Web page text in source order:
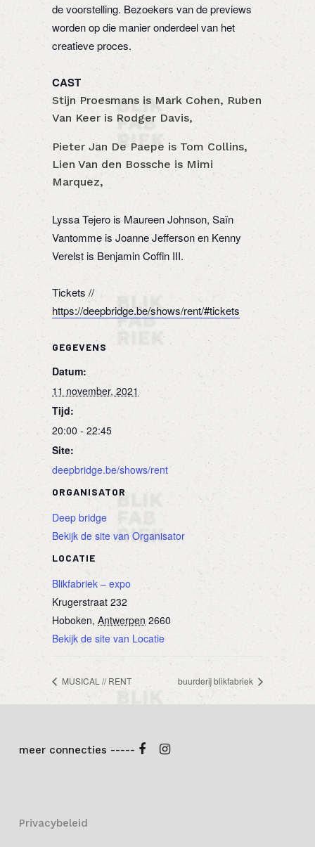
de voorstelling. Bezoekers van de previews
worden op die manier onderdeel van het
creatieve proces.
CAST
Stijn Proesmans is Mark Cohen, Ruben
Van Keer is Rodger Davis,
Pieter Jan De Paepe is Tom Collins,
Lien Van den Bossche is Mimi
Marquez,
Lyssa Tejero is Maureen Johnson, Saïn
Vantomme is Joanne Jefferson en Kenny
Verelst is Benjamin Coffin III.
Tickets //
https://deepbridge.be/shows/rent/#tickets
GEGEVENS
Datum:
11 november, 2021
Tijd:
20:00 - 22:45
Site:
deepbridge.be/shows/rent
LOCATIE
Blikfabriek – expo
Krugerstraat 232
Hoboken, Antwerpen 2660
Bekijk de site van Locatie
ORGANISATOR
Deep bridge
Bekijk de site van Organisator
MUSICAL // RENT buurderij blikfabriek
meer connecties -----
Privacybeleid